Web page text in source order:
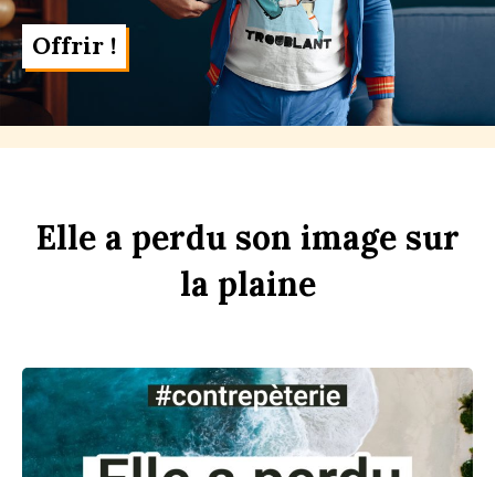
Offrir !
Elle a perdu son image sur
la plaine